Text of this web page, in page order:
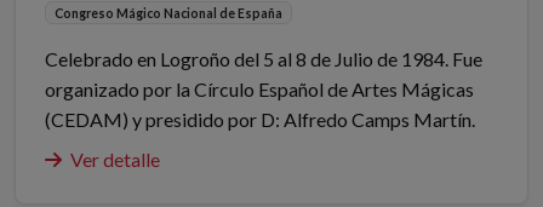
Congreso Mágico Nacional de España
Celebrado en Logroño del 5 al 8 de Julio de 1984. Fue
organizado por la Círculo Español de Artes Mágicas
(CEDAM) y presidido por D: Alfredo Camps Martín.
Ver detalle